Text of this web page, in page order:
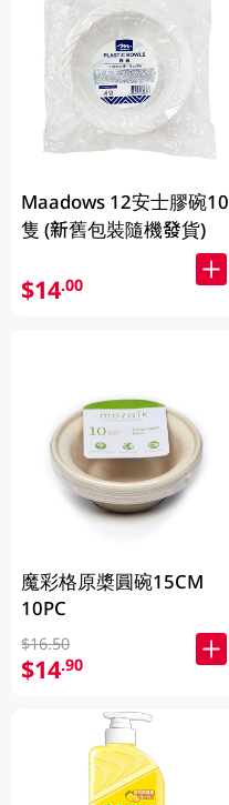
Maadows 12安士膠碗10
隻 (新舊包裝隨機發貨)
$14.00
魔彩格原槳圓碗15CM
10PC
$16.50
$14.90